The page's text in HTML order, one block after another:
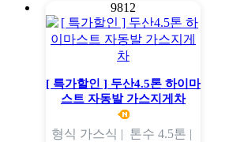
9812
[ 특가할인 ] 두산4.5톤 하이마
스트 자동발 가스지게차
형식 가스식 | 톤수 4.5톤 |